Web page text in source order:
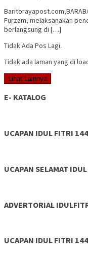
Furzam, melaksanakan
berlangsung di […]
Tidak Ada Pos Lagi.
Tidak ada laman yang di
Lihat Lainnya
E- KATALOG
UCAPAN IDUL FITRI
UCAPAN SELAMAT
ADVERTORIAL
UCAPAN IDUL FITRI